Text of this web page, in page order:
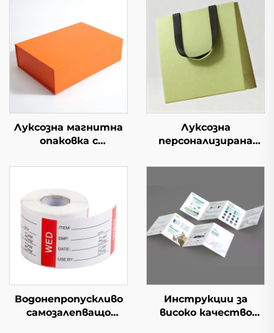
Луксозна магнитна
опаковка с
лого, твърда
кутия с отворящи
се капаци
Луксозна
персонализирана
от биоразградим
бижута, козметика,
свещи, парфюми, за
бутик и опаковане
на подаръци
Водонепропускливо
самозалепващо
Инструкции за
високо качество